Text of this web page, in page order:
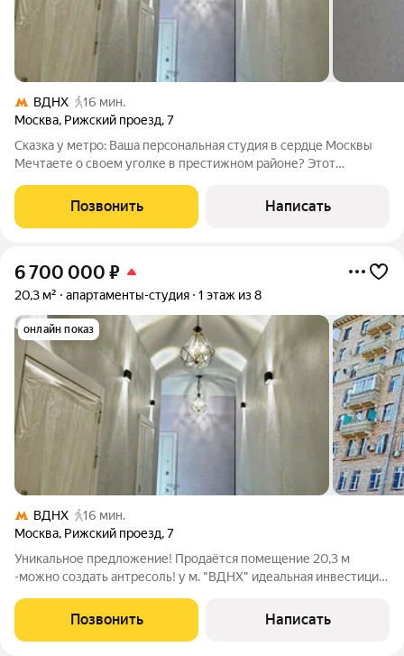
ВДНХ
16 мин.
Москва, Рижский проезд,7
Сказка у метро: Ваша персональная студия в сердце Москвы
Мечтаете о своем уголке в престижном районе? Этот
компактности и комфорта. Рижский проезд. Рядом ВДНХ и
Останкино. Почему это
Позвонить Написать
6 700 000 ₽
20,3 м² апартаменты-студия 1 этаж из 8
онлайн показ
ВДНХ
16 мин.
Москва, Рижский проезд,7
Уникальное предложение! Продаётся помещение 20,3 м
-можно создать антресоль! у м. "ВДНХ" идеальная инвестиция
доход от аренды от 75 000 /мес (посуточная сдача в
престижном районе)! Отличная
Позвонить Написать